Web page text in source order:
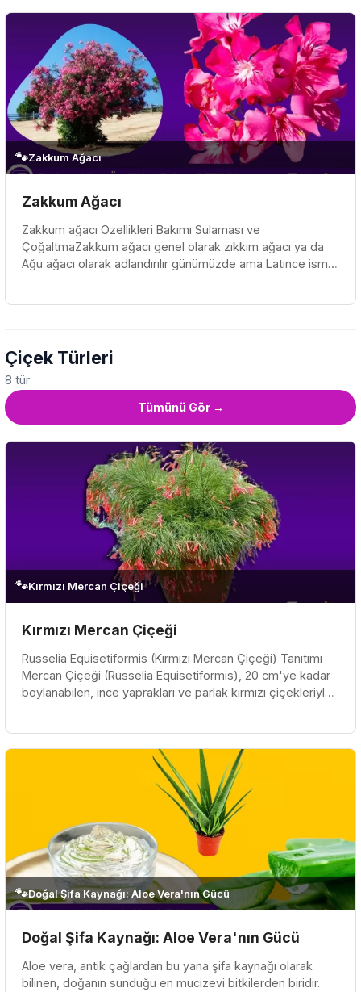
🐾Zakkum Ağacı
Zakkum Ağacı
Zakkum ağacı Özellikleri Bakımı Sulaması ve
ÇoğaltmaZakkum ağacı genel olarak zıkkım ağacı ya da
Ağu ağacı olarak adlandırılır günümüzde ama Latince ismi
Çiçek Türleri
8 tür
Tümünü Gör →
🐾Kırmızı Mercan Çiçeği
Kırmızı Mercan Çiçeği
Russelia Equisetiformis (Kırmızı Mercan Çiçeği) Tanıtımı
Mercan Çiçeği (Russelia Equisetiformis), 20 cm'ye kadar
boylanabilen, ince yaprakları ve parlak kırmızı çiçekleriyle
🐾Doğal Şifa Kaynağı: Aloe Vera'nın Gücü
Doğal Şifa Kaynağı: Aloe Vera'nın Gücü
Aloe vera, antik çağlardan bu yana şifa kaynağı olarak
bilinen, doğanın sunduğu en mucizevi bitkilerden biridir.